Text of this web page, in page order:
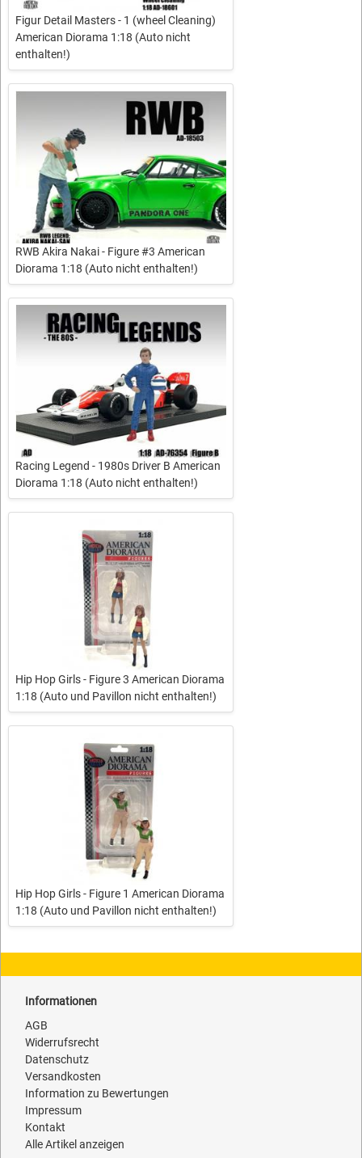
Figur Detail Masters - 1 (wheel Cleaning)
American Diorama 1:18 (Auto nicht
enthalten!)
RWB Akira Nakai - Figure #3 American
Diorama 1:18 (Auto nicht enthalten!)
Racing Legend - 1980s Driver B American
Diorama 1:18 (Auto nicht enthalten!)
Hip Hop Girls - Figure 3 American Diorama
1:18 (Auto und Pavillon nicht enthalten!)
Hip Hop Girls - Figure 1 American Diorama
1:18 (Auto und Pavillon nicht enthalten!)
Informationen
AGB
Widerrufsrecht
Datenschutz
Versandkosten
Information zu Bewertungen
Impressum
Kontakt
Alle Artikel anzeigen